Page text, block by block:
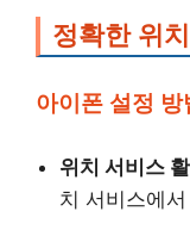
정확한 위
아이폰 설정 방
위치 서비스
치 서비스에